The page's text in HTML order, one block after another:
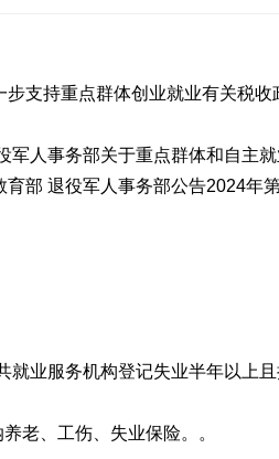
持重点群体创业就业有关税收
人事务部关于重点群体和自主
部 退役军人事务部公告2024年第
业服务机构登记失业半年以上
老、工伤、失业保险。。